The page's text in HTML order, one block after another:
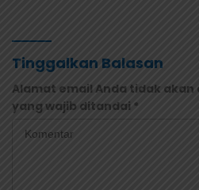
Tinggalkan Balasan
Alamat email Anda tidak akan
yang wajib ditandai *